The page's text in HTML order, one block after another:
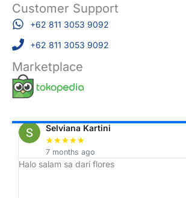
Customer Support
+62 811 3053 9092
+62 811 3053 9092
Marketplace
Selviana Kartini
★★★★★
7 months ago
Halo salam sa dari flores